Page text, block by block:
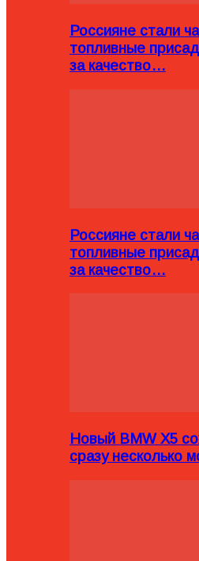
Россияне стали
топливные
за качество…
Россияне стали
топливные
за качество…
Новый BMW X5
сразу несколько